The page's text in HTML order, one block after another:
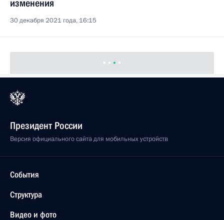
изменения
30 декабря 2021 года, 16:15
Президент России
Версия официального сайта для мобильных устройств
События
Структура
Видео и фото